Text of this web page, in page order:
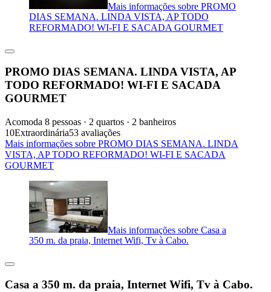
Mais informações sobre PROMO
DIAS SEMANA. LINDA VISTA, AP TODO
REFORMADO! WI-FI E SACADA GOURMET
PROMO DIAS SEMANA. LINDA VISTA, AP
TODO REFORMADO! WI-FI E SACADA
GOURMET
Acomoda 8 pessoas · 2 quartos · 2 banheiros
10Extraordinária53 avaliações
Mais informações sobre PROMO DIAS SEMANA. LINDA
VISTA, AP TODO REFORMADO! WI-FI E SACADA
GOURMET
Mais informações sobre Casa a
350 m. da praia, Internet Wifi, Tv à Cabo.
Casa a 350 m. da praia, Internet Wifi, Tv à Cabo.